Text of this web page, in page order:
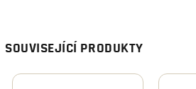
SOUVISEJÍCÍ PRODUKTY